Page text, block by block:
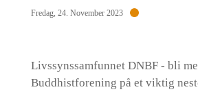
Fredag, 24. November 2023
Livssynssamfunnet DNBF - bli
Buddhistforening på et viktig